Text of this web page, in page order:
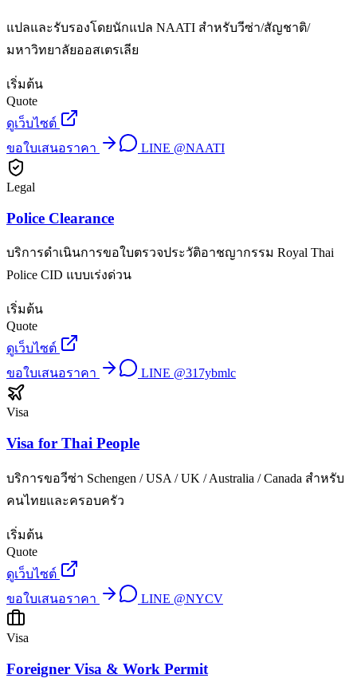
แปลและรับรองโดยนักแปล NAATI สำหรับวีซ่า/สัญชาติ/
มหาวิทยาลัยออสเตรเลีย
เริ่มต้น
Quote
ดูเว็บไซต์
ขอใบเสนอราคา
LINE @NAATI
Legal
Police Clearance
บริการดำเนินการขอใบตรวจประวัติอาชญากรรม Royal Thai
Police CID แบบเร่งด่วน
เริ่มต้น
Quote
ดูเว็บไซต์
ขอใบเสนอราคา
LINE @317ybmlc
Visa
Visa for Thai People
บริการขอวีซ่า Schengen / USA / UK / Australia / Canada สำหรับ
คนไทยและครอบครัว
เริ่มต้น
Quote
ดูเว็บไซต์
ขอใบเสนอราคา
LINE @NYCV
Visa
Foreigner Visa & Work Permit